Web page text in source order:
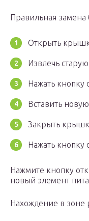
Правильная замена
Открыть
Извлечь
Нажать кнопку
Вставить
Закрыть
Нажать кнопку
Нажмите кнопку
новый элемент
Нахождение в зоне